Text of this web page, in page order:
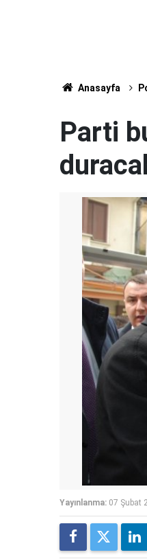
Anasayfa
Parti
Yayınlanma: 07 Şubat